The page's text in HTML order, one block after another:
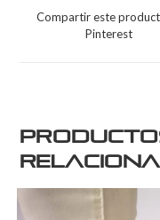
Compartir este
Pinterest